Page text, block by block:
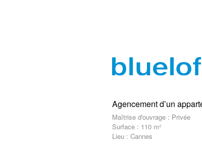
Agencement d’un
Maîtrise d'ouvrage : Privée
Surface : 110 m²
Lieu : Cannes